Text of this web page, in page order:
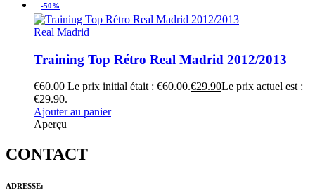
-50%
Real Madrid
Training Top Rétro Real Madrid 2012/2013
€60.00 Le prix initial était : €60.00.€29.90Le prix actuel est :
€29.90.
Ajouter au panier
Aperçu
CONTACT
ADRESSE: